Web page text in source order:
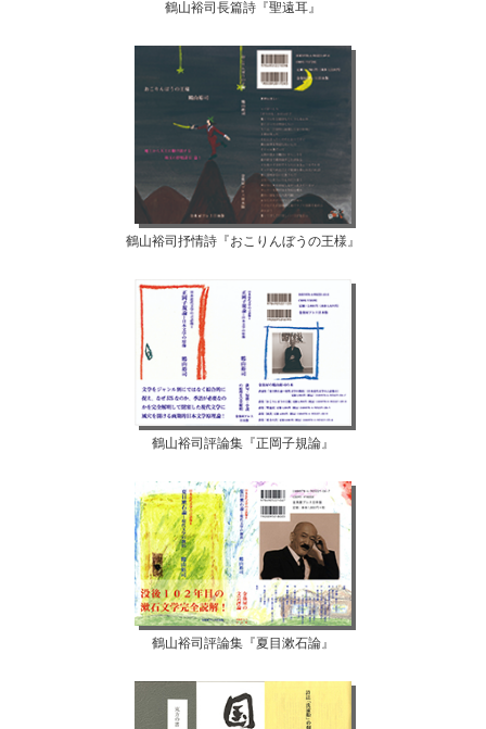
鶴山裕司長篇詩『聖遠耳』
鶴山裕司抒情詩『おこりんぼうの王様』
鶴山裕司評論集『正岡子規論』
鶴山裕司評論集『夏目漱石論』